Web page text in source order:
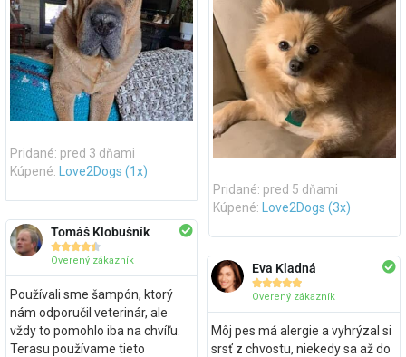
Pridané: pred 3 dňami
Kúpené: Love2Dogs (1x)
Tomáš Klobušník

Overený zákazník
Používali sme šampón, ktorý
nám odporučil veterinár, ale
vždy to pomohlo iba na chvíľu.
Terasu používame tieto
Pridané: pred 5 dňami
Kúpené: Love2Dogs (3x)
Eva Kladná

Overený zákazník
Môj pes má alergie a vyhrýzal si
srsť z chvostu, niekedy sa až do